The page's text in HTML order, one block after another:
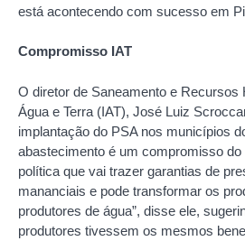
está acontecendo com sucesso em
Compromisso IAT
O diretor de Saneamento e Recursos
Água e Terra (IAT), José Luiz
implantação do PSA nos municípios
abastecimento é um compromisso do
política que vai trazer garantias de
mananciais e pode transformar os
produtores de água”, disse ele,
produtores tivessem os mesmos